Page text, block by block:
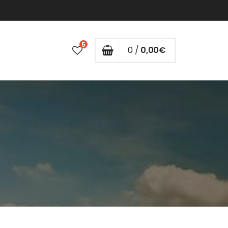
5 0 / 0,00€